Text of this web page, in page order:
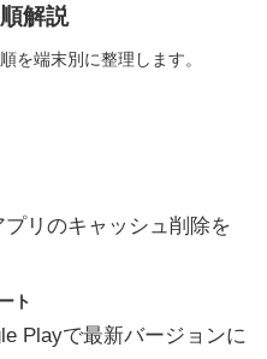
解説
を端末別に整理します。
リのキャッシュ削除を
ト
Playで最新バージョンに